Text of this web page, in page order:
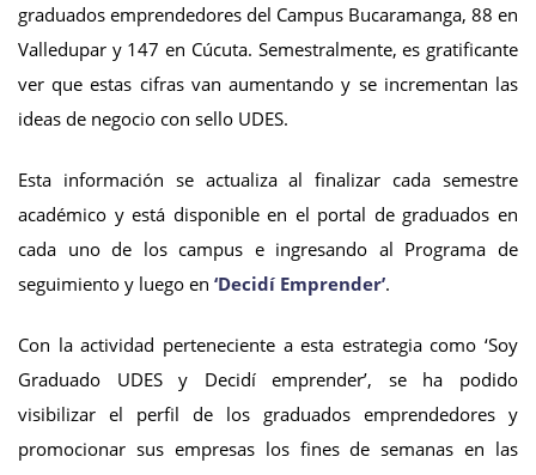
graduados emprendedores del Campus Bucaramanga, 88 en
Valledupar y 147 en Cúcuta. Semestralmente, es gratificante
ver que estas cifras van aumentando y se incrementan las
ideas de negocio con sello UDES.
Esta información se actualiza al finalizar cada semestre
académico y está disponible en el portal de graduados en
cada uno de los campus e ingresando al Programa de
seguimiento y luego en ‘Decidí Emprender’.
Con la actividad perteneciente a esta estrategia como ‘Soy
Graduado UDES y Decidí emprender’, se ha podido
visibilizar el perfil de los graduados emprendedores y
promocionar sus empresas los fines de semanas en las